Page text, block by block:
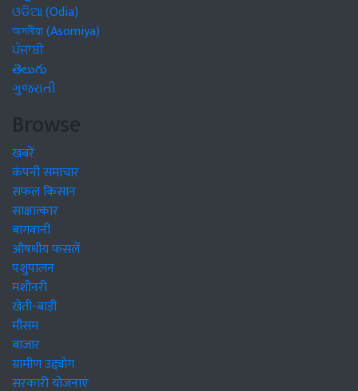
ଓଡିଆ (Odia)
অসমীয়া (Asomiya)
ਪੰਜਾਬੀ
తెలుగు
ગુજરાતી
Browse
खबरें
कंपनी समाचार
सफल किसान
साक्षात्कार
बागवानी
औषधीय फसलें
पशुपालन
मशीनरी
खेती-बाड़ी
मौसम
बाजार
ग्रामीण उद्द्योग
सरकारी योजनाएं